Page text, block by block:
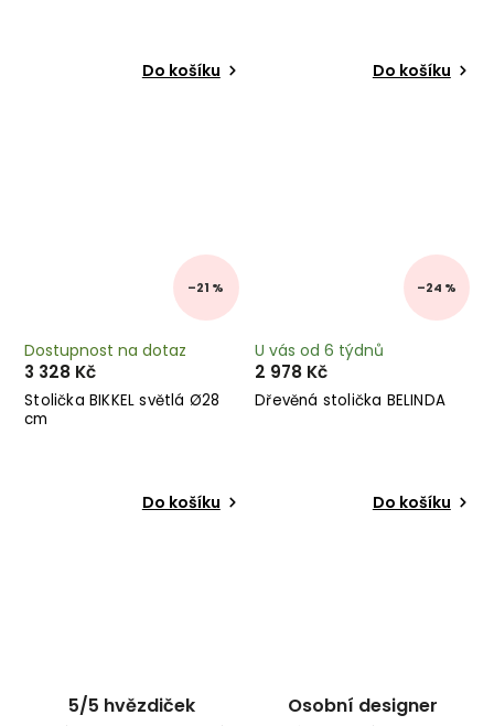
Do košíku Do košíku
–21 %
Stolička BIKKEL světlá Ø28
cm
Dostupnost na dotaz
3 328 Kč
Do košíku
–24 %
Dřevěná stolička BELINDA
U vás od 6 týdnů
2 978 Kč
Do košíku
5/5 hvězdiček Osobní designer